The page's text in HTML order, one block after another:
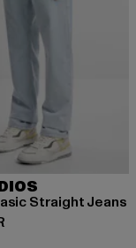
Straight Jeans
Preis: 45,99 EUR